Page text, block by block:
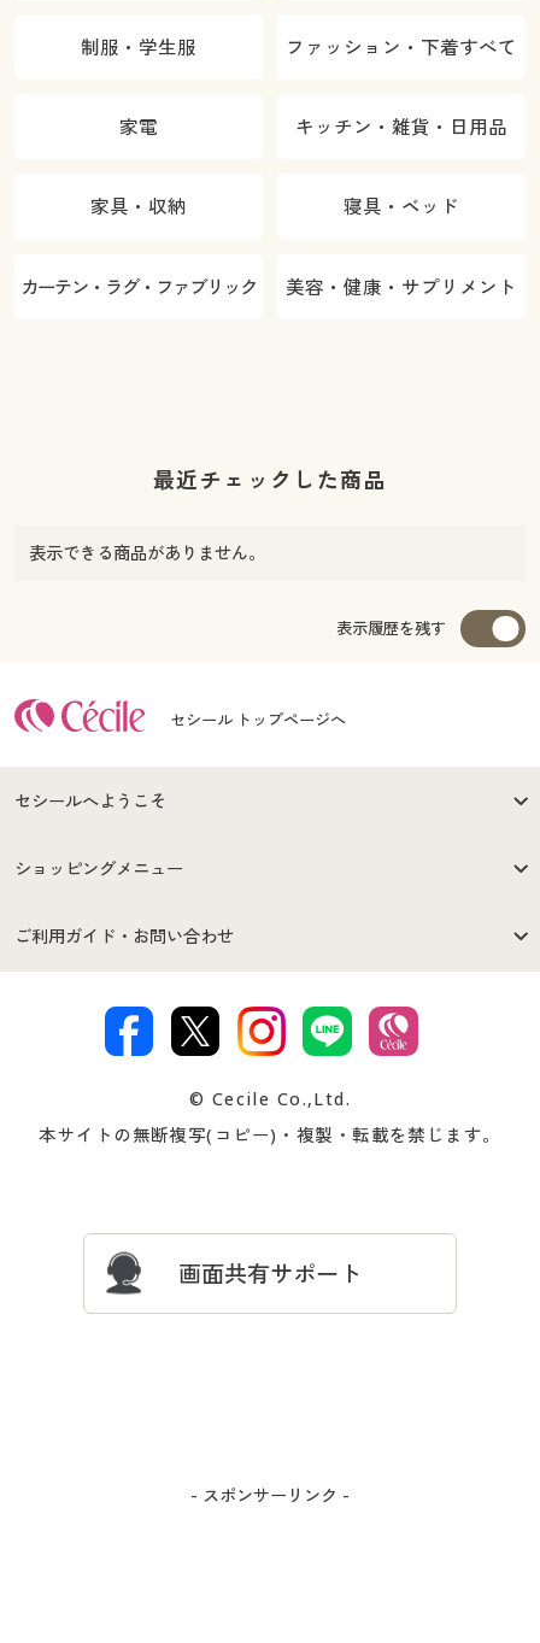
制服・学生服 ファッション・下着すべて
家電 キッチン・雑貨・日用品
家具・収納 寝具・ベッド
カーテン・ラグ・ファブリック 美容・健康・サプリメント
最近チェックした商品
表示できる商品がありません。
表示履歴を残す
セシール トップページへ
セシールへようこそ
はじめての方へ
セシールご利用規約
著作権・商標について 会社案内
ショッピングメニュー
商品カテゴリ
プレゼント＆キャンペーン サイトマップ
ご利用ガイド・お問い合わせ
交換・返品は お支払は
ついて
忘れの場合
© Cecile Co.,Ltd.
本サイトの無断複写(コピー)・複製・転載を禁じます。
画面共有サポート
- スポンサーリンク -